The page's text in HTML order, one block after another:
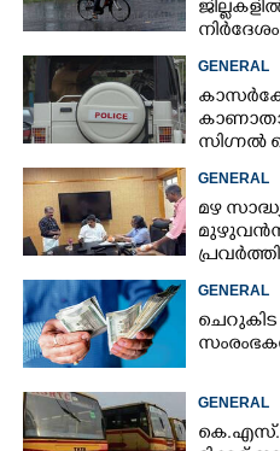
നിർദേശം
GENERAL
സിഗ്നൽ
GENERAL
മഴ
GENERAL
GENERAL